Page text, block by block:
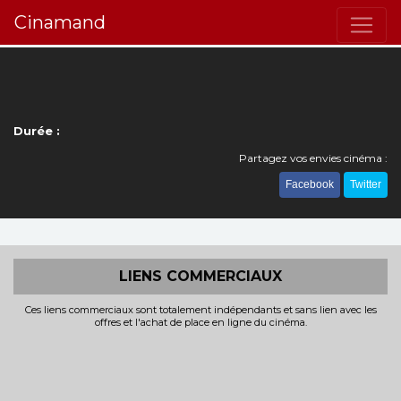
Cinamand
Durée :
Partagez vos envies cinéma :
Facebook Twitter
LIENS COMMERCIAUX
Ces liens commerciaux sont totalement indépendants et sans lien avec les
offres et l'achat de place en ligne du cinéma.